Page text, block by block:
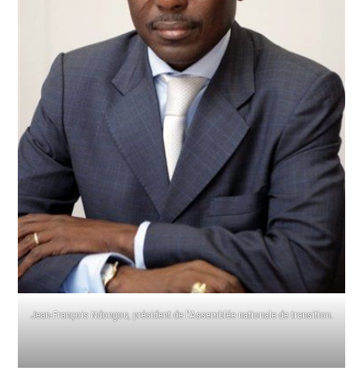
Jean-François Ndongou, président de l’Assemblée nationale de transition.